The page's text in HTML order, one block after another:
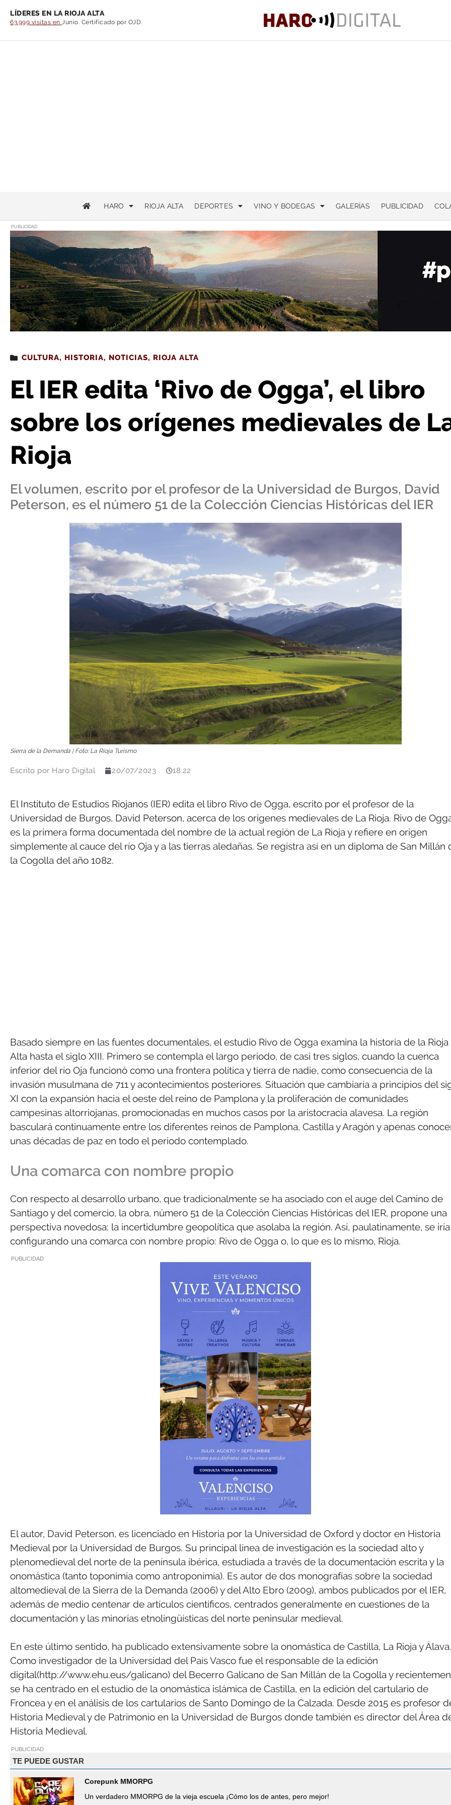
LÍDERES EN LA RIOJA ALTA
63.999 visitas en Junio. Certificado por OJD.
HARO RIOJA ALTA DEPORTES VINO Y BODEGAS GALERÍAS PUBLICIDAD
PUBLICIDAD
Estás leyendo: El IER edita ‘Rivo de Ogga’, el libro sobre los orígenes medievales de La Rioja
CULTURA, HISTORIA, NOTICIAS, RIOJA ALTA
El IER edita ‘Rivo de Ogga’, el libro
sobre los orígenes medievales de
Rioja
El volumen, escrito por el profesor de la Universidad de Burgos, David
Peterson, es el número 51 de la Colección Ciencias Históricas del IER
Sierra de la Demanda | Foto: La Rioja Turismo
Escrito por Haro Digital 20/07/2023 18:22
El Instituto de Estudios Riojanos (IER) edita el libro Rivo de Ogga, escrito por el profesor de la
Universidad de Burgos, David Peterson, acerca de los orígenes medievales de La Rioja. Rivo de
es la primera forma documentada del nombre de la actual región de La Rioja y refiere en origen
simplemente al cauce del río Oja y a las tierras aledañas. Se registra así en un diploma de San Millán
la Cogolla del año 1082.
Basado siempre en las fuentes documentales, el estudio Rivo de Ogga examina la historia de la Rioja
Alta hasta el siglo XIII. Primero se contempla el largo periodo, de casi tres siglos, cuando la cuenca
inferior del río Oja funcionó como una frontera política y tierra de nadie, como consecuencia de la
invasión musulmana de 711 y acontecimientos posteriores. Situación que cambiaría a principios del
XI con la expansión hacia el oeste del reino de Pamplona y la proliferación de comunidades
campesinas altorriojanas, promocionadas en muchos casos por la aristocracia alavesa. La región
basculará continuamente entre los diferentes reinos de Pamplona, Castilla y Aragón y apenas
unas décadas de paz en todo el periodo contemplado.
Una comarca con nombre propio
Con respecto al desarrollo urbano, que tradicionalmente se ha asociado con el auge del Camino de
Santiago y del comercio, la obra, número 51 de la Colección Ciencias Históricas del IER, propone una
perspectiva novedosa: la incertidumbre geopolítica que asolaba la región. Así, paulatinamente, se iría
configurando una comarca con nombre propio: Rivo de Ogga o, lo que es lo mismo, Rioja.
PUBLICIDAD
El autor, David Peterson, es licenciado en Historia por la Universidad de Oxford y doctor en Historia
Medieval por la Universidad de Burgos. Su principal línea de investigación es la sociedad alto y
plenomedieval del norte de la península ibérica, estudiada a través de la documentación escrita y la
onomástica (tanto toponimia como antroponimia). Es autor de dos monografías sobre la sociedad
altomedieval de la Sierra de la Demanda (2006) y del Alto Ebro (2009), ambos publicados por el IER,
además de medio centenar de artículos científicos, centrados generalmente en cuestiones de la
documentación y las minorías etnolingüísticas del norte peninsular medieval.
En este último sentido, ha publicado extensivamente sobre la onomástica de Castilla, La Rioja y Álava.
Como investigador de la Universidad del País Vasco fue el responsable de la edición
digital(http://www.ehu.eus/galicano) del Becerro Galicano de San Millán de la Cogolla y
se ha centrado en el estudio de la onomástica islámica de Castilla, en la edición del cartulario de
Froncea y en el análisis de los cartularios de Santo Domingo de la Calzada. Desde 2015 es profesor
Historia Medieval y de Patrimonio en la Universidad de Burgos donde también es director del Área
Historia Medieval.
PUBLICIDAD
TE PUEDE GUSTAR
Corepunk MMORPG
Un verdadero MMORPG de la vieja escuela ¡Cómo los de antes, pero mejor!